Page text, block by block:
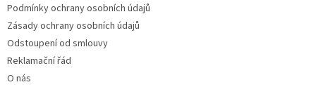
Podmínky ochrany osobních údajů
Zásady ochrany osobních údajů
Odstoupení od smlouvy
Reklamační řád
O nás